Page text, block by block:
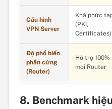
Cấu hình
VPN Server
Khá phức
(PKI,
Certificates)
Độ phổ biến
phần cứng
(Router)
Hỗ trợ 100%
mọi Router
8. Benchmark